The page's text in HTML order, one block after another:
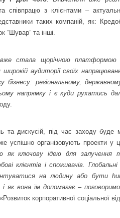
співпрацю з клієнтами –
таких компаній, як:
“Шувар” та інші.
вже стала щорічною платформою
широкій аудиторії своїх
бізнесу: регіональному,
напрямку і є куди рухатись
та дискусій, під час заходу буде
успішно організовують проекти у
як ключову ідею для залучення
клієнтів і споживачів.
на людину або бути
і як вона їм допомагає –
корпоративної соціальної